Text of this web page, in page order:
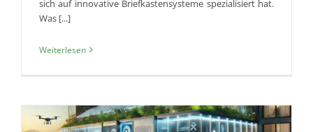
sich auf innovative Briefkastensysteme spezialisiert hat.
Was [...]
Weiterlesen